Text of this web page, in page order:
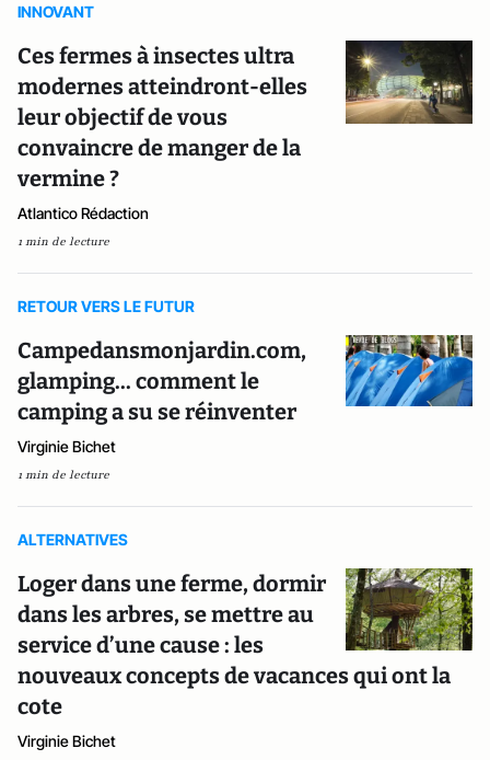
INNOVANT
Ces fermes à insectes ultra
modernes atteindront-elles
leur objectif de vous
convaincre de manger de la
vermine ?
Atlantico Rédaction
1 min de lecture
RETOUR VERS LE FUTUR
Campedansmonjardin.com,
glamping... comment le
camping a su se réinventer
Virginie Bichet
1 min de lecture
ALTERNATIVES
Loger dans une ferme, dormir
dans les arbres, se mettre au
service d’une cause : les
nouveaux concepts de vacances qui ont la
cote
Virginie Bichet